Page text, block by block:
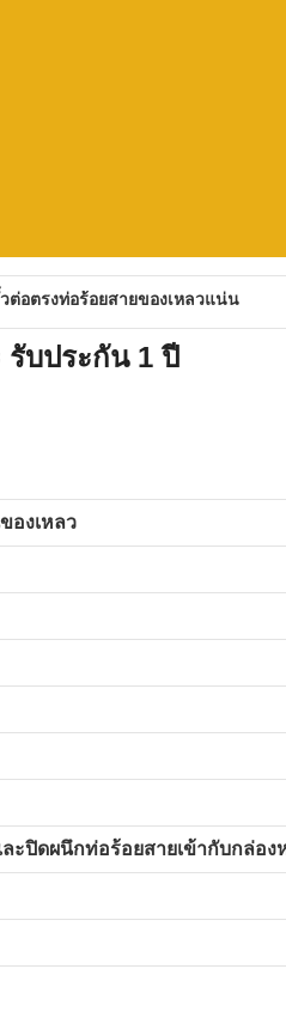
ต่อตรงท่อร้อยสายของเหลวแน่น
บประกัน 1 ปี
องเหลว
ะปิดผนึกท่อร้อยสายเข้ากับกล่